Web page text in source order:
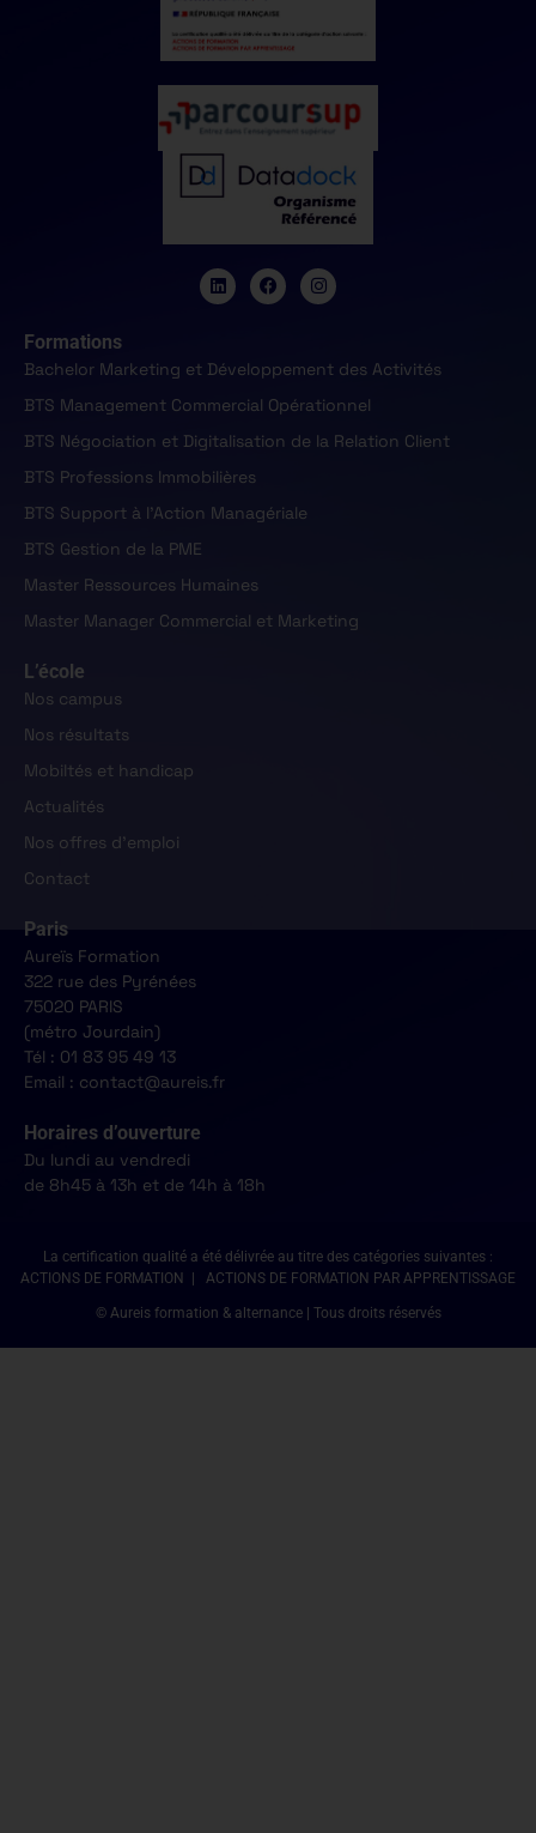
Formations
Bachelor Marketing et Développement des Activités
BTS Management Commercial Opérationnel
BTS Négociation et Digitalisation de la Relation Client
BTS Professions Immobilières
BTS Support à l'Action Managériale
BTS Gestion de la PME
Master Ressources Humaines
Master Manager Commercial et Marketing
L’école
Nos campus
Nos résultats
Mobiltés et handicap
Actualités
Nos offres d'emploi
Contact
Paris
Aureïs Formation
322 rue des Pyrénées
75020 PARIS
(métro Jourdain)
Tél : 01 83 95 49 13
Email : contact@aureis.fr
Horaires d’ouverture
Du lundi au vendredi
de 8h45 à 13h et de 14h à 18h
La certification qualité a été délivrée au titre des catégories suivantes :
ACTIONS DE FORMATION | ACTIONS DE FORMATION PAR APPRENTISSAGE
© Aureis formation & alternance | Tous droits réservés